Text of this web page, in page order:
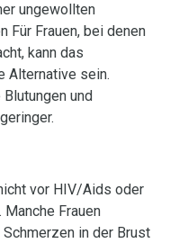
ungewollten
Für Frauen, bei denen
kann das
Alternative sein.
und
vor HIV/Aids oder
Frauen
in der Brust